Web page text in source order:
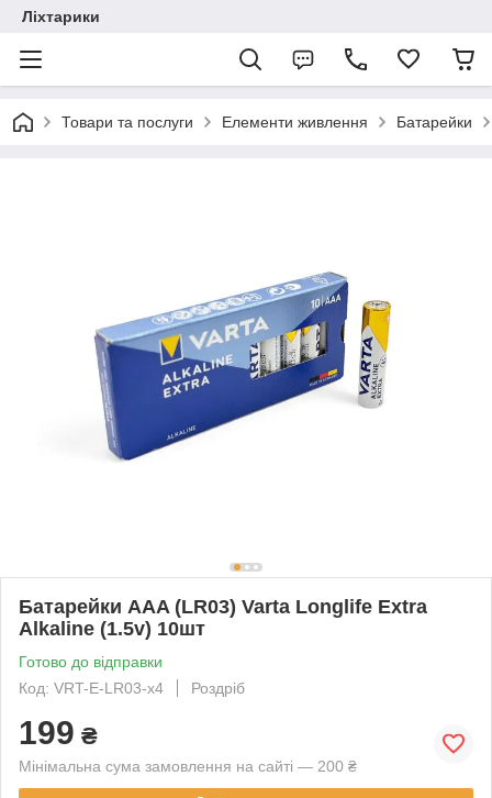
Ліхтарики
Товари та послуги Елементи живлення Батарейки
Батарейки AAA (LR03) Varta Longlife Extra
Alkaline (1.5v) 10шт
Готово до відправки
Код: VRT-E-LR03-x4
Роздріб
199 ₴
Мінімальна сума замовлення на сайті — 200 ₴